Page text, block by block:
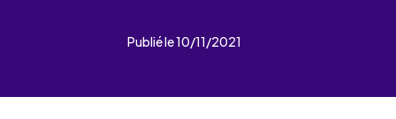
Publié le 10/11/2021